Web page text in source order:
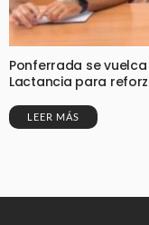
Ponferrada se
Lactancia para
LEER MÁS